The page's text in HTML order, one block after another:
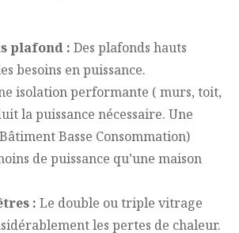
plafond : Des plafonds hauts
besoins en puissance.
isolation performante ( murs, toit,
la puissance nécessaire. Une
Basse Consommation)
de puissance qu’une maison
: Le double ou triple vitrage
les pertes de chaleur.